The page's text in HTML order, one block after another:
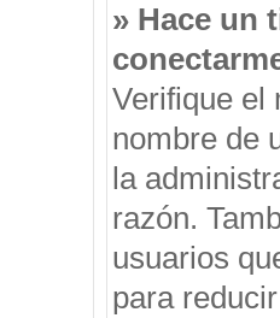
» Hace un
Verifique el
nombre de
la
razón.
usuarios
para